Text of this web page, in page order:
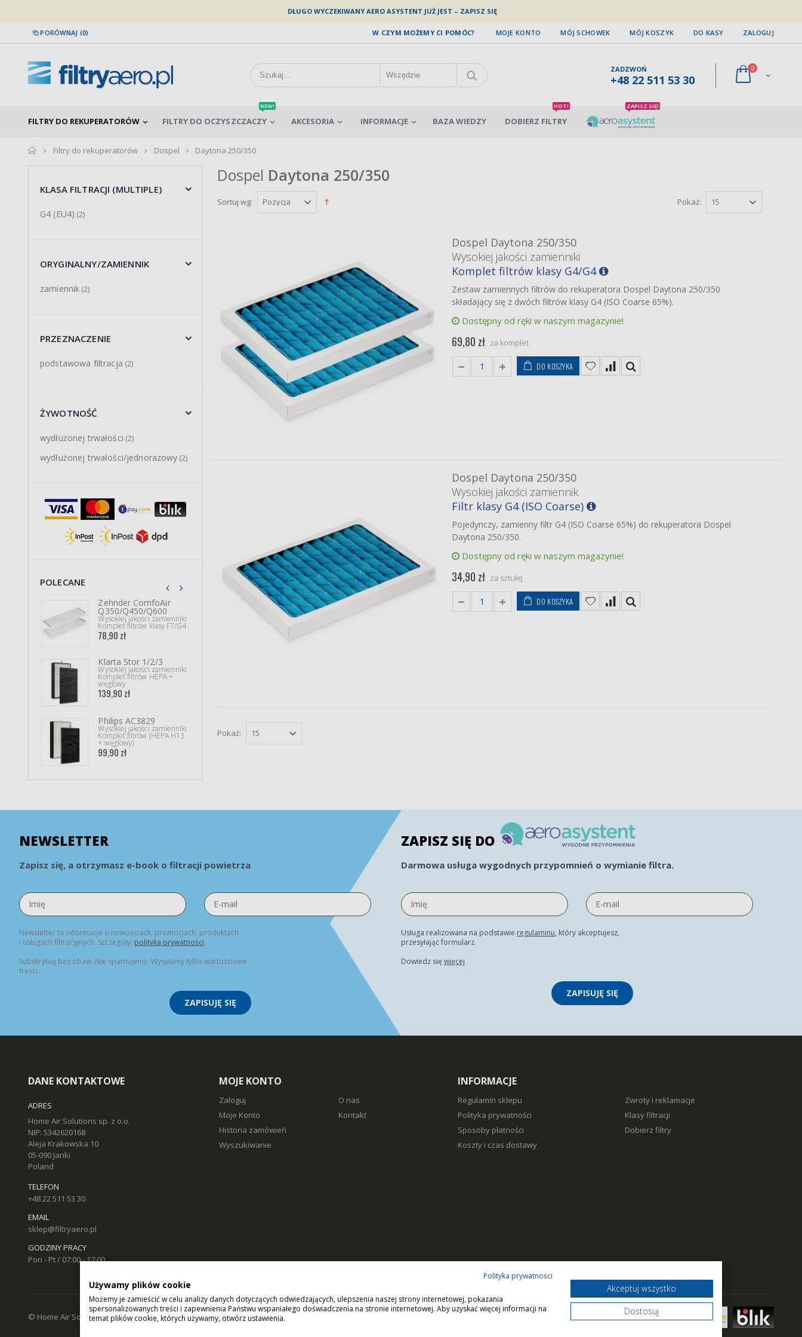
DŁUGO WYCZEKIWANY AERO ASYSTENT JUŻ JEST – ZAPISZ SIĘ
PORÓWNAJ (0) MOJE KONTO MÓJ SCHOWEK MÓJ KOSZYK DO KASY ZALOGUJ
W CZYM MOŻEMY CI POMÓC?
ZADZWOŃ
+48 22 511 53 30
0
FILTRY DO REKUPERATORÓW FILTRY DO OCZYSZCZACZY
NEW!
AKCESORIA INFORMACJE BAZA WIEDZY DOBIERZ FILTRY
HOT! ZAPISZ SIĘ!
home
Filtry do rekuperatorów Dospel Daytona 250/350
Dospel Daytona 250/350
Sortuj wg: Pokaż:
Dospel Daytona 250/350
Wysokiej jakości zamienniki
Komplet filtrów klasy G4/G4
Zestaw zamiennych filtrów do rekuperatora Dospel Daytona 250/350
składający się z dwóch filtrów klasy G4 (ISO Coarse 65%).
Dostępny od ręki w naszym magazynie!
69,80 zł za komplet
DO KOSZYKA
Dospel Daytona 250/350
Wysokiej jakości zamiennik
Filtr klasy G4 (ISO Coarse)
Pojedynczy, zamienny filtr G4 (ISO Coarse 65%) do rekuperatora Dospel
Daytona 250/350.
Dostępny od ręki w naszym magazynie!
34,90 zł za sztukę
DO KOSZYKA
Pokaż:
KLASA FILTRACJI (MULTIPLE)
G4 (EU4) (2)
ORYGINALNY/ZAMIENNIK
zamiennik (2)
PRZEZNACZENIE
podstawowa filtracja (2)
ŻYWOTNOŚĆ
wydłużonej trwałości (2)
wydłużonej trwałości/jednorazowy (2)
POLECANE
Zehnder ComfoAir
Q350/Q450/Q600
Wysokiej jakości zamienniki
Komplet filtrów klasy F7/G4
78,90 zł
Klarta Stor 1/2/3
Wysokiej jakości zamienniki
Komplet filtrów HEPA +
węglowy
139,90 zł
Philips AC3829
Wysokiej jakości zamienniki
Komplet filtrów (HEPA H13
+ węglowy)
99,90 zł
Klarta Humea
Wysokiej jakości zamienniki
Komplet filtrów
69,90 zł
Filtr 410x340x40
M5/ePM10
Wysoka jakość
Filtr klasy M5 (ePM10)
NEWSLETTER
Zapisz się, a otrzymasz e-book o filtracji powietrza
Newsletter to informacje o nowościach, promocjach, produktach
i usługach filtracyjnych. Szczegóły: polityka prywatności.
Subskrybuj bez obaw. Nie spamujemy. Wysyłamy tylko wartościowe
treści.
ZAPISUJĘ SIĘ
ZAPISZ SIĘ DO
Darmowa usługa wygodnych przypomnień o wymianie filtra.
Usługa realizowana na podstawie regulaminu, który akceptujesz,
przesyłając formularz.
Dowiedz się więcej
ZAPISUJĘ SIĘ
DANE KONTAKTOWE
ADRES
Home Air Solutions sp. z o.o.
NIP: 5342620168
Aleja Krakowska 10
05-090 Janki
Poland
TELEFON
+48 22 511 53 30
EMAIL
sklep@filtryaero.pl
GODZINY PRACY
Pon - Pt / 07:00 - 17:00
MOJE KONTO
Zaloguj
Moje Konto
Historia zamówień
Wyszukiwanie
O nas
Kontakt
INFORMACJE
Regulamin sklepu
Polityka prywatności
Sposoby płatności
Koszty i czas dostawy
Zwroty i reklamacje
Klasy filtracji
Dobierz filtry
© Home Air Solutions sp. z o.o. - filtryaero.pl.Filtry do rekuperacji.Wszystkie prawa zastrzeżone.
Polityka prywatności
Używamy plików cookie
Możemy je zamieścić w celu analizy danych dotyczących odwiedzających, ulepszenia naszej strony internetowej, pokazania
spersonalizowanych treści i zapewnienia Państwu wspaniałego doświadczenia na stronie internetowej. Aby uzyskać więcej informacji na
temat plików cookie, których używamy, otwórz ustawienia.
Akceptuj wszystko
Dostosuj